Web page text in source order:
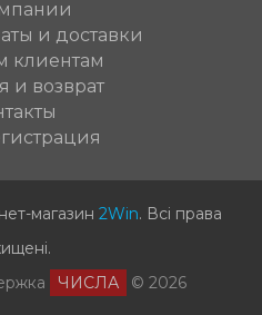
и доставки
клиентам
и возврат
магазин 2Win. Всі права
.
ЧИСЛА © 2026